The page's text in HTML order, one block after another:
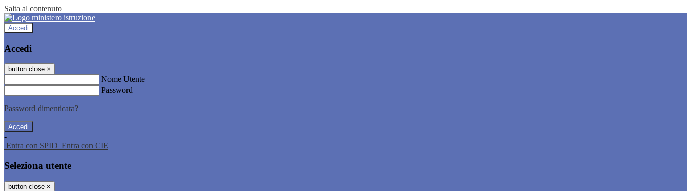
Salta al contenuto
Accedi
Accedi
button close ×
Nome Utente
Password
Password dimenticata?
-
Entra con SPID Entra con CIE
Seleziona utente
button close ×